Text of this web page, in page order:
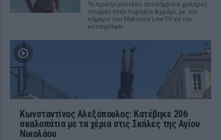
Το πρώην μοντέλο απολάμβανε χαλαρές
στιγμές στην παραλία Αγράρι, με την
κάμερα του Mykonos Live TV να την
καταγράφει
Κωνσταντίνος Αλεξόπουλος: Κατέβηκε 206
σκαλοπάτια με τα χέρια στις Σκάλες της Αγίου
Νικολάου